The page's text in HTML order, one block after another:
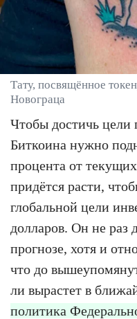
Тату, посвящённое
Новограца
Чтобы достичь цели
Биткоина нужно
процента от
придётся расти,
глобальной цели
долларов. Он не раз
прогнозе, хотя и
что до
ли вырастет в
политика